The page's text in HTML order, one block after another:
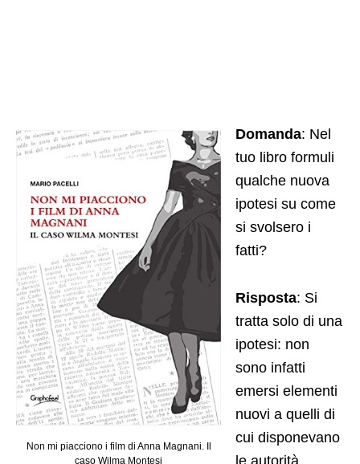
Non mi piacciono i film di Anna Magnani. Il
caso Wilma Montesi
Domanda: Nel
tuo libro formuli
qualche nuova
ipotesi su come
si svolsero i
fatti?
Risposta: Si
tratta solo di una
ipotesi: non
sono infatti
emersi elementi
nuovi a quelli di
cui disponevano